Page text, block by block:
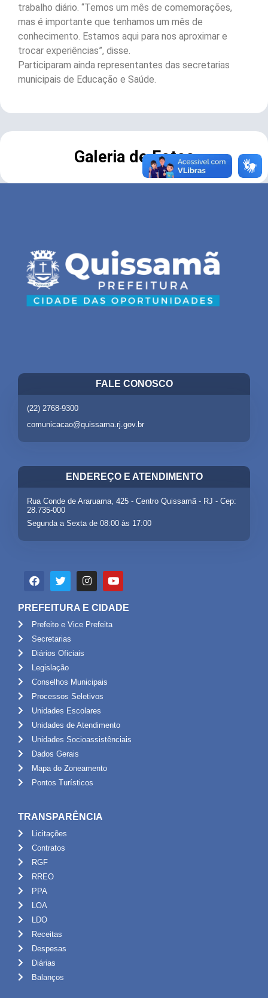
trabalho diário. “Temos um mês de comemorações,
mas é importante que tenhamos um mês de
conhecimento. Estamos aqui para nos aproximar e
trocar experiências”, disse.
Participaram ainda representantes das secretarias
municipais de Educação e Saúde.
Galeria de Fotos
FALE CONOSCO
(22) 2768-9300
comunicacao@quissama.rj.gov.br
ENDEREÇO E ATENDIMENTO
Rua Conde de Araruama, 425 - Centro Quissamã - RJ - Cep:
28.735-000
Segunda a Sexta de 08:00 às 17:00
PREFEITURA E CIDADE
Prefeito e Vice Prefeita
Secretarias
Diários Oficiais
Legislação
Conselhos Municipais
Processos Seletivos
Unidades Escolares
Unidades de Atendimento
Unidades Socioassistênciais
Dados Gerais
Mapa do Zoneamento
Pontos Turísticos
TRANSPARÊNCIA
Licitações
Contratos
RGF
RREO
PPA
LOA
LDO
Receitas
Despesas
Diárias
Balanços